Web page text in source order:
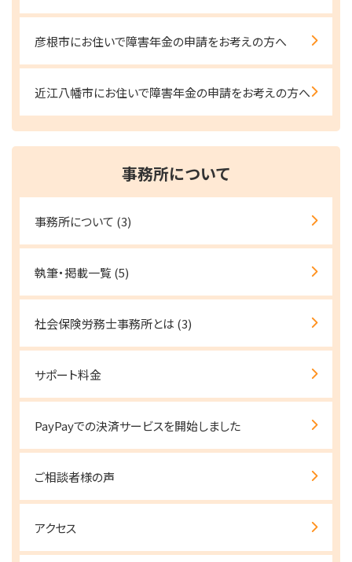
彦根市にお住いで障害年金の申請をお考えの方へ
近江八幡市にお住いで障害年金の申請をお考えの方へ
事務所について
事務所について (3)
執筆・掲載一覧 (5)
社会保険労務士事務所とは (3)
サポート料金
PayPayでの決済サービスを開始しました
ご相談者様の声
アクセス